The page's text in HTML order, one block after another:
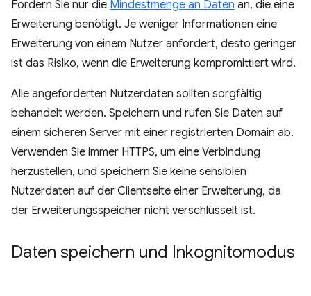
Fordern Sie nur die Mindestmenge an Daten an, die eine
Erweiterung benötigt. Je weniger Informationen eine
Erweiterung von einem Nutzer anfordert, desto geringer
ist das Risiko, wenn die Erweiterung kompromittiert wird.
Alle angeforderten Nutzerdaten sollten sorgfältig
behandelt werden. Speichern und rufen Sie Daten auf
einem sicheren Server mit einer registrierten Domain ab.
Verwenden Sie immer HTTPS, um eine Verbindung
herzustellen, und speichern Sie keine sensiblen
Nutzerdaten auf der Clientseite einer Erweiterung, da
der Erweiterungsspeicher nicht verschlüsselt ist.
Daten speichern und Inkognitomodus